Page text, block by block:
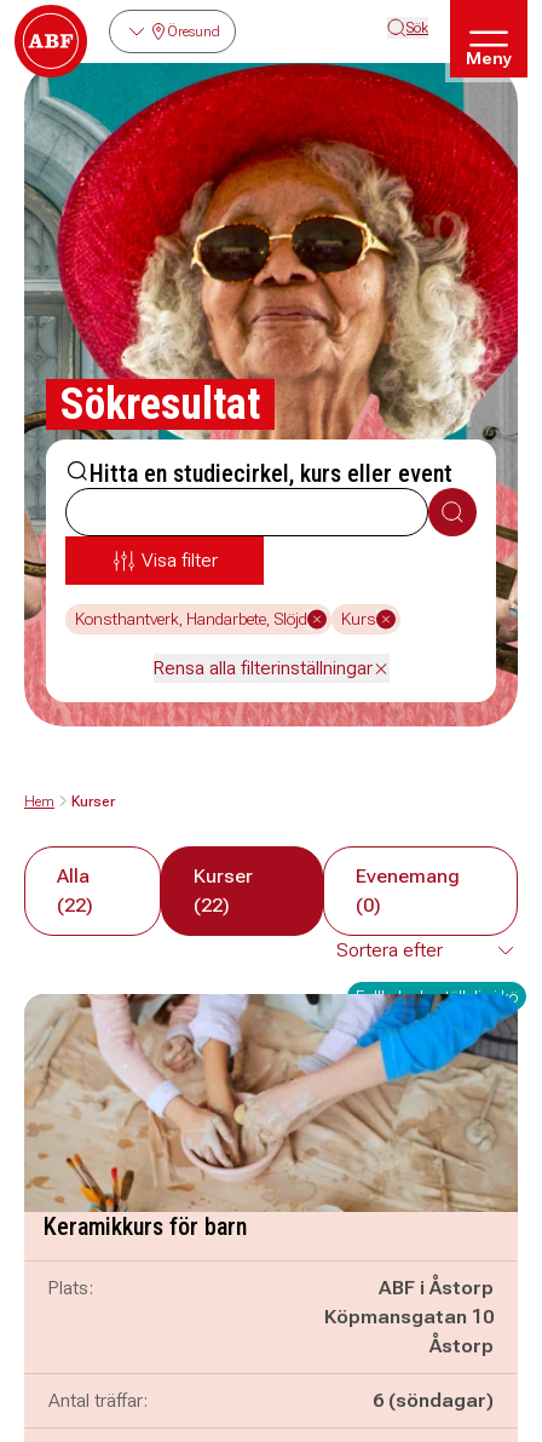
Öresund Sök
Meny
Sökresultat
Hitta en studiecirkel, kurs eller event
Sök
Visa filter
Konsthantverk, Handarbete, Slöjd Kurs
Rensa alla filterinställningar
Hem Kurser
Alla
(22)
Kurser
(22)
Evenemang
(0)
Fullbokad - ställ dig i kö
Keramikkurs för barn
Plats:
ABF i Åstorp
Köpmansgatan 10
Åstorp
Antal träffar: 6 (söndagar)